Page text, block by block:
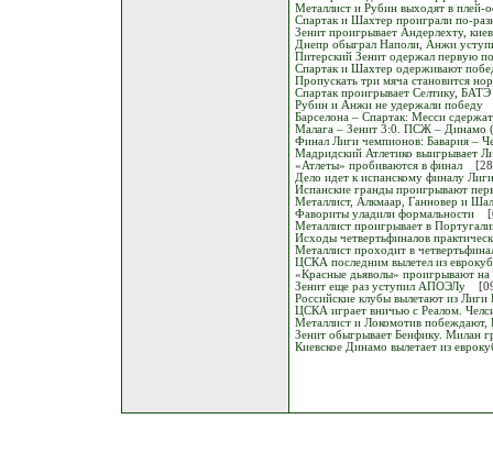
Металлист и Рубин выходят в плей-
Спартак и Шахтер проиграли по-
Зенит проигрывает Андерлехту,
Днепр обыграл Наполи, Анжи
Питерский Зенит одержал первую
Спартак и Шахтер одерживают
Пропускать три мяча становится
Спартак проигрывает Селтику,
Рубин и Анжи не удержали победу
Барселона – Спартак: Месси
Малага – Зенит 3:0. ПСЖ – Динамо
Финал Лиги чемпионов: Бавария –
Мадридский Атлетико выигрывает
«Атлеты» пробиваются в финал
Дело идет к испанскому финалу
Испанские гранды проигрывают
Металлист, Алкмаар, Ганновер и
Фавориты уладили формальности
Металлист проигрывает в
Исходы четвертьфиналов
Металлист проходит в
ЦСКА последним вылетел из
«Красные дьяволы» проигрывают на
Зенит еще раз уступил АПОЭЛу
Российские клубы вылетают из Лиги
ЦСКА играет вничью с Реалом.
Металлист и Локомотив побеждают,
Зенит обыгрывает Бенфику. Милан
Киевское Динамо вылетает из